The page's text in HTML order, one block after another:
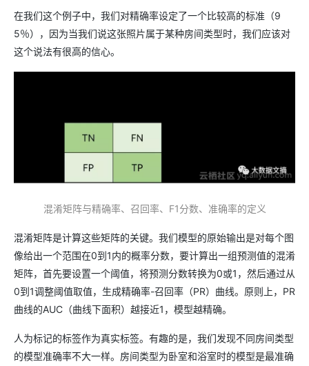
在我们这个例子中，我们对精确率设定了一个比较高的标准（9
5％），因为当我们说这张照片属于某种房间类型时，我们应该对
这个说法有很高的信心。
混淆矩阵与精确率、召回率、F1分数、准确率的定义
混淆矩阵是计算这些矩阵的关键。我们模型的原始输出是对每个图
像给出一个范围在0到1内的概率分数，要计算出一组预测值的混淆
矩阵，首先要设置一个阈值，将预测分数转换为0或1，然后通过从
0到1调整阈值取值，生成精确率-召回率（PR）曲线。原则上，PR
曲线的AUC（曲线下面积）越接近1，模型越精确。
人为标记的标签作为真实标签。有趣的是，我们发现不同房间类型
的模型准确率不大一样。房间类型为卧室和浴室时的模型是最准确